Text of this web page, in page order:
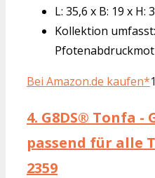
L: 35,6 x B: 19 x H:
Kollektion
Bei Amazon.de kaufen*
4. G8DS® Tonfa
passend für alle
2359